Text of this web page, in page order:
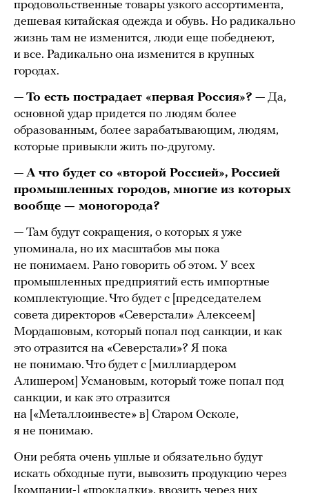
продовольственные товары узкого ассортимента,
дешевая китайская одежда и обувь. Но радикально
жизнь там не изменится, люди еще победнеют,
и все. Радикально она изменится в крупных
городах.
— То есть пострадает «первая Россия»? — Да,
основной удар придется по людям более
образованным, более зарабатывающим, людям,
которые привыкли жить по-другому.
— А что будет со «второй Россией», Россией
промышленных городов, многие из которых
вообще — моногорода?
— Там будут сокращения, о которых я уже
упоминала, но их масштабов мы пока
не понимаем. Рано говорить об этом. У всех
промышленных предприятий есть импортные
комплектующие. Что будет с [председателем
совета директоров «Северстали» Алексеем]
Мордашовым, который попал под санкции, и как
это отразится на «Северстали»? Я пока
не понимаю. Что будет с [миллиардером
Алишером] Усмановым, который тоже попал под
санкции, и как это отразится
на [«Металлоинвесте» в] Старом Осколе,
я не понимаю.
Они ребята очень ушлые и обязательно будут
искать обходные пути, вывозить продукцию через